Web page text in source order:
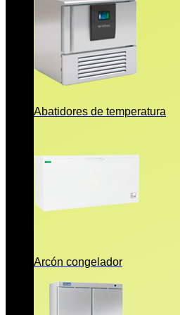
Abatidores de temperatura
Arcón congelador